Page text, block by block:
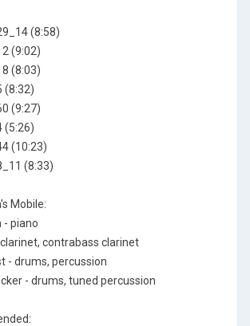
(8:58)
(9:02)
(8:03)
(8:32)
(9:27)
(5:26)
(10:23)
(8:33)
Mobile:
- piano
contrabass clarinet
- drums, percussion
- drums, tuned percussion